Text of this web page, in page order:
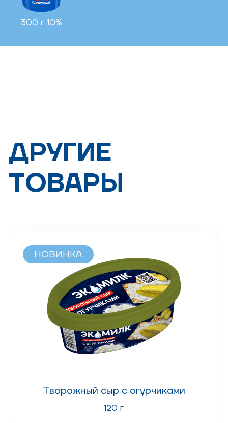
300 г 10%
ДРУГИЕ
ТОВАРЫ
НОВИНКА
Творожный сыр с огурчиками
120 г